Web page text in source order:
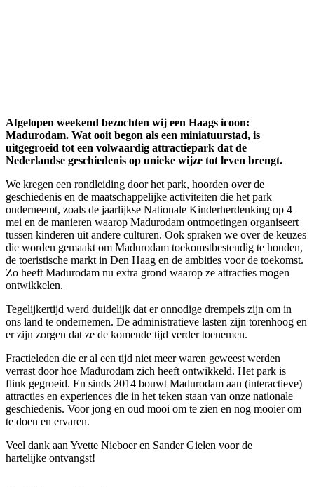
Afgelopen weekend bezochten wij een Haags icoon:
Madurodam. Wat ooit begon als een miniatuurstad, is
uitgegroeid tot een volwaardig attractiepark dat de
Nederlandse geschiedenis op unieke wijze tot leven brengt.
We kregen een rondleiding door het park, hoorden over de
geschiedenis en de maatschappelijke activiteiten die het park
onderneemt, zoals de jaarlijkse Nationale Kinderherdenking op 4
mei en de manieren waarop Madurodam ontmoetingen organiseert
tussen kinderen uit andere culturen. Ook spraken we over de keuzes
die worden gemaakt om Madurodam toekomstbestendig te houden,
de toeristische markt in Den Haag en de ambities voor de toekomst.
Zo heeft Madurodam nu extra grond waarop ze attracties mogen
ontwikkelen.
Tegelijkertijd werd duidelijk dat er onnodige drempels zijn om in
ons land te ondernemen. De administratieve lasten zijn torenhoog en
er zijn zorgen dat ze de komende tijd verder toenemen.
Fractieleden die er al een tijd niet meer waren geweest werden
verrast door hoe Madurodam zich heeft ontwikkeld. Het park is
flink gegroeid. En sinds 2014 bouwt Madurodam aan (interactieve)
attracties en experiences die in het teken staan van onze nationale
geschiedenis. Voor jong en oud mooi om te zien en nog mooier om
te doen en ervaren.
Veel dank aan Yvette Nieboer en Sander Gielen voor de
hartelijke ontvangst!